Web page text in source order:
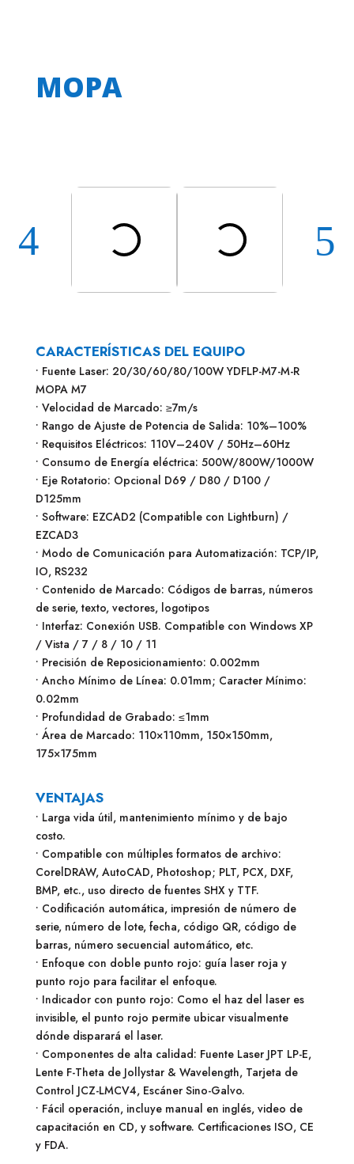
MOPA
CARACTERÍSTICAS DEL EQUIPO
• Fuente Laser: 20/30/60/80/100W YDFLP-M7-M-R
MOPA M7
• Velocidad de Marcado: ≥7m/s
• Rango de Ajuste de Potencia de Salida: 10%–100%
• Requisitos Eléctricos: 110V–240V / 50Hz–60Hz
• Consumo de Energía eléctrica: 500W/800W/1000W
• Eje Rotatorio: Opcional D69 / D80 / D100 /
D125mm
• Software: EZCAD2 (Compatible con Lightburn) /
EZCAD3
• Modo de Comunicación para Automatización: TCP/IP,
IO, RS232
• Contenido de Marcado: Códigos de barras, números
de serie, texto, vectores, logotipos
• Interfaz: Conexión USB. Compatible con Windows XP
/ Vista / 7 / 8 / 10 / 11
• Precisión de Reposicionamiento: 0.002mm
• Ancho Mínimo de Línea: 0.01mm; Caracter Mínimo:
0.02mm
• Profundidad de Grabado: ≤1mm
• Área de Marcado: 110×110mm, 150×150mm,
175×175mm
VENTAJAS
• Larga vida útil, mantenimiento mínimo y de bajo
costo.
• Compatible con múltiples formatos de archivo:
CorelDRAW, AutoCAD, Photoshop; PLT, PCX, DXF,
BMP, etc., uso directo de fuentes SHX y TTF.
• Codificación automática, impresión de número de
serie, número de lote, fecha, código QR, código de
barras, número secuencial automático, etc.
• Enfoque con doble punto rojo: guía laser roja y
punto rojo para facilitar el enfoque.
• Indicador con punto rojo: Como el haz del laser es
invisible, el punto rojo permite ubicar visualmente
dónde disparará el laser.
• Componentes de alta calidad: Fuente Laser JPT LP-E,
Lente F-Theta de Jollystar & Wavelength, Tarjeta de
Control JCZ-LMCV4, Escáner Sino-Galvo.
• Fácil operación, incluye manual en inglés, video de
capacitación en CD, y software. Certificaciones ISO, CE
y FDA.